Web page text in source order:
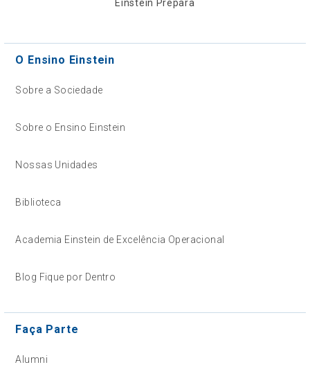
Einstein Prepara
O Ensino Einstein
Sobre a Sociedade
Sobre o Ensino Einstein
Nossas Unidades
Biblioteca
Academia Einstein de Excelência Operacional
Blog Fique por Dentro
Faça Parte
Alumni